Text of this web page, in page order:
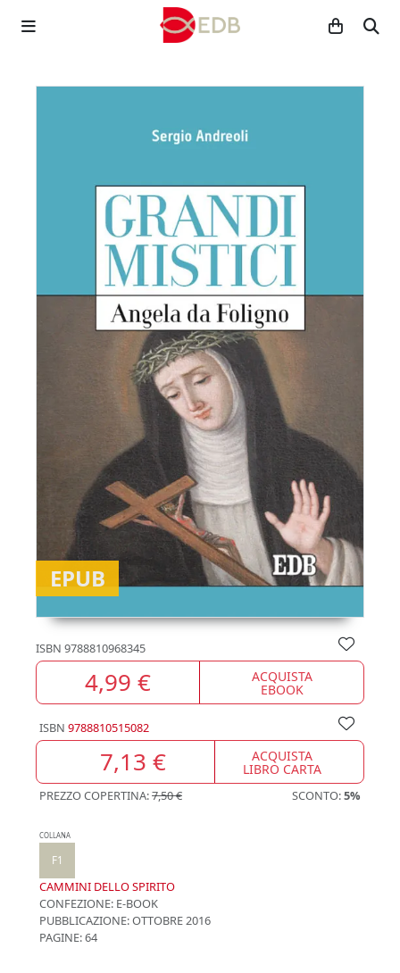
EPUB
ISBN 9788810968345
4,99 € ACQUISTA
EBOOK
ISBN 9788810515082
7,13 € ACQUISTA
LIBRO CARTA
PREZZO COPERTINA:7,50 € SCONTO:5%
COLLANA
F1
CAMMINI DELLO SPIRITO
CONFEZIONE: E-BOOK
PUBBLICAZIONE:OTTOBRE 2016
PAGINE: 64